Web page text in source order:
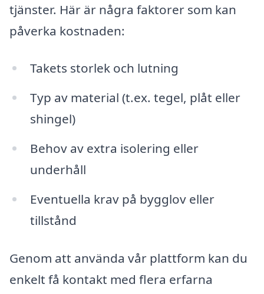
tjänster. Här är några faktorer som kan
påverka kostnaden:
Takets storlek och lutning
Typ av material (t.ex. tegel, plåt eller
shingel)
Behov av extra isolering eller
underhåll
Eventuella krav på bygglov eller
tillstånd
Genom att använda vår plattform kan du
enkelt få kontakt med flera erfarna